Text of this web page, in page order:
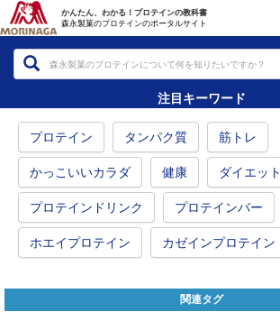
かんたん、わかる！プロテインの教科書
森永製菓のプロテインのポータルサイト
注目キーワード
プロテイン タンパク質 筋トレ
かっこいいカラダ 健康 ダイエット
プロテインドリンク プロテインバー
ホエイプロテイン カゼインプロテイン
関連タグ